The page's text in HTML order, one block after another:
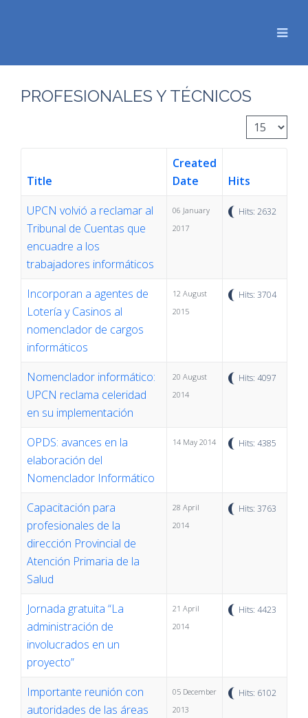
PROFESIONALES Y TÉCNICOS
Display #
Title
Created
Date
Hits
UPCN volvió a reclamar al
Tribunal de Cuentas que
encuadre a los
trabajadores informáticos
06 January
2017
Hits: 2632
Incorporan a agentes de
Lotería y Casinos al
nomenclador de cargos
informáticos
12 August
2015
Hits: 3704
Nomenclador informático:
UPCN reclama celeridad
en su implementación
20 August
2014
Hits: 4097
OPDS: avances en la
elaboración del
Nomenclador Informático
14 May 2014 Hits: 4385
Capacitación para
profesionales de la
dirección Provincial de
Atención Primaria de la
Salud
28 April
2014
Hits: 3763
Jornada gratuita “La
administración de
involucrados en un
proyecto”
21 April
2014
Hits: 4423
Importante reunión con
autoridades de las áreas
05 December
2013
Hits: 6102